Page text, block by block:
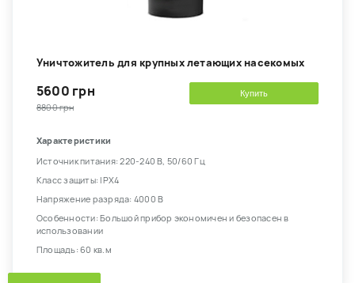
Уничтожитель для крупных летающих насекомых
5600 грн
8800 грн
Купить
Характеристики
Источник питания: 220-240 В, 50/60 Гц
Класс защиты: IPX4
Напряжение разряда: 4000 В
Особенности: Большой прибор экономичен и безопасен в
использовании
Площадь: 60 кв.м